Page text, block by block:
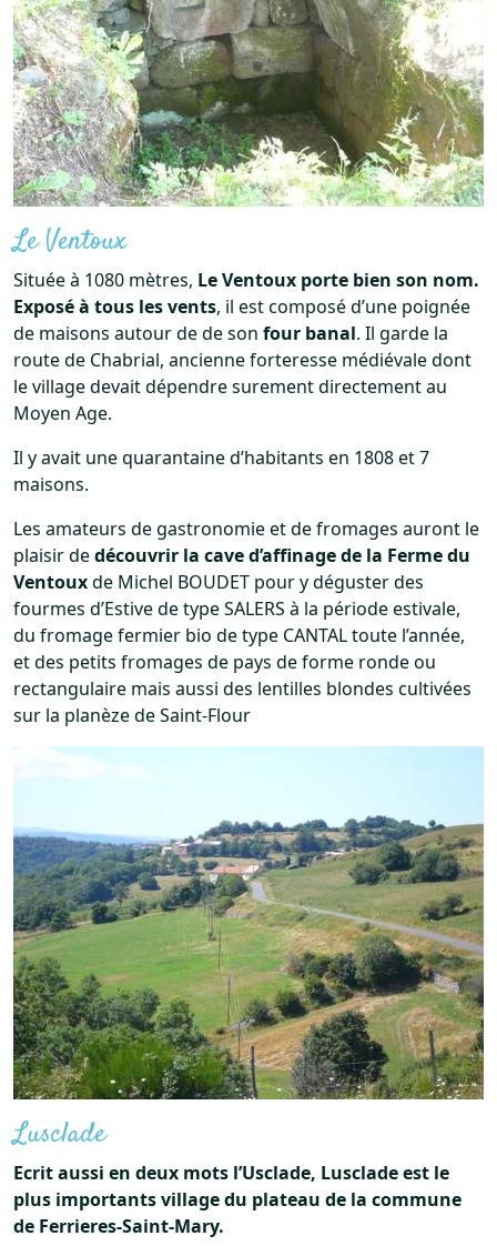
Le Ventoux
Située à 1080 mètres, Le Ventoux porte bien son nom.
Exposé à tous les vents, il est composé d’une poignée
de maisons autour de de son four banal. Il garde la
route de Chabrial, ancienne forteresse médiévale dont
le village devait dépendre surement directement au
Moyen Age.
Il y avait une quarantaine d’habitants en 1808 et 7
maisons.
Les amateurs de gastronomie et de fromages auront le
plaisir dedécouvrir la cave d’affinage de la Ferme du
Ventouxde Michel BOUDET pour y déguster des
fourmes d’Estive de type SALERS à la période estivale,
du fromage fermier bio de type CANTAL toute l’année,
et des petits fromages de pays de forme ronde ou
rectangulaire mais aussi des lentilles blondes cultivées
sur la planèze de Saint-Flour
Lusclade
Ecrit aussi en deux mots l’Usclade, Lusclade est le
plus importants village du plateau de la commune
de Ferrieres-Saint-Mary.